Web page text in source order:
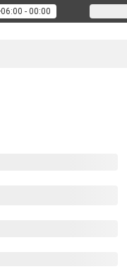
06:00 - 00:00